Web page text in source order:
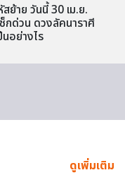
ย้าย วันนี้ 30 เม.ย.
กด่วน ดวงลัคนาราศี
อย่างไร
ดูเพิ่มเติม